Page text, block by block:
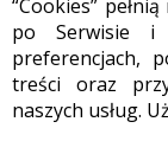
“Cookies”
po Serwisie i
preferencjach,
treści oraz
naszych usług.